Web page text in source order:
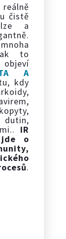
čistě
a
to
objeví
A
kdy
dutin,
IR
o
.